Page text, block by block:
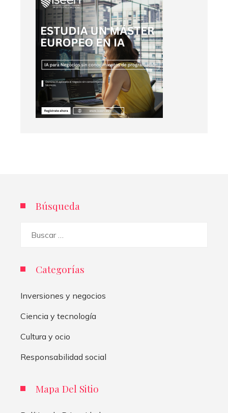
Búsqueda
Categorías
Inversiones y negocios
Ciencia y tecnología
Cultura y ocio
Responsabilidad social
Mapa Del Sitio